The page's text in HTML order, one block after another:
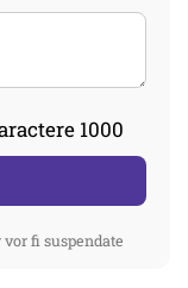
1000
fi suspendate